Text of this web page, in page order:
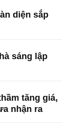
diện sắp
sáng lập
tăng giá,
nhận ra